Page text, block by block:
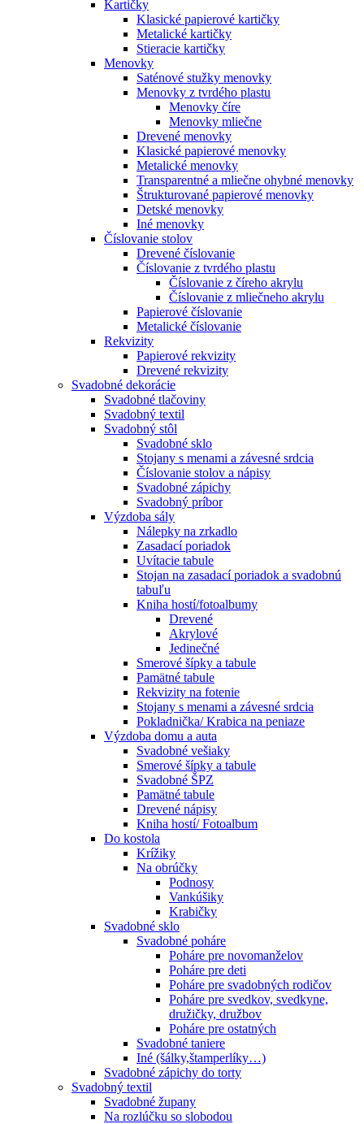
Kartičky
Klasické papierové kartičky
Metalické kartičky
Stieracie kartičky
Menovky
Saténové stužky menovky
Menovky z tvrdého plastu
Menovky číre
Menovky mliečne
Drevené menovky
Klasické papierové menovky
Metalické menovky
Transparentné a mliečne ohybné menovky
Štrukturované papierové menovky
Detské menovky
Iné menovky
Číslovanie stolov
Drevené číslovanie
Číslovanie z tvrdého plastu
Číslovanie z číreho akrylu
Číslovanie z mliečneho akrylu
Papierové číslovanie
Metalické číslovanie
Rekvizity
Papierové rekvizity
Drevené rekvizity
Svadobné dekorácie
Svadobné tlačoviny
Svadobný textil
Svadobný stôl
Svadobné sklo
Stojany s menami a závesné srdcia
Číslovanie stolov a nápisy
Svadobné zápichy
Svadobný príbor
Výzdoba sály
Nálepky na zrkadlo
Zasadací poriadok
Uvítacie tabule
Stojan na zasadací poriadok a svadobnú
tabuľu
Kniha hostí/fotoalbumy
Drevené
Akrylové
Jedinečné
Smerové šípky a tabule
Pamätné tabule
Rekvizity na fotenie
Stojany s menami a závesné srdcia
Pokladnička/ Krabica na peniaze
Výzdoba domu a auta
Svadobné vešiaky
Smerové šípky a tabule
Svadobné ŠPZ
Pamätné tabule
Drevené nápisy
Kniha hostí/ Fotoalbum
Do kostola
Krížiky
Na obrúčky
Podnosy
Vankúšiky
Krabičky
Svadobné sklo
Svadobné poháre
Poháre pre novomanželov
Poháre pre deti
Poháre pre svadobných rodičov
Poháre pre svedkov, svedkyne,
družičky, družbov
Poháre pre ostatných
Svadobné taniere
Iné (šálky,štamperlíky…)
Svadobné zápichy do torty
Svadobný textil
Svadobné župany
Na rozlúčku so slobodou